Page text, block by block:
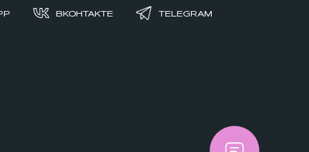
ВКОНТАКТЕ TELEGRAM